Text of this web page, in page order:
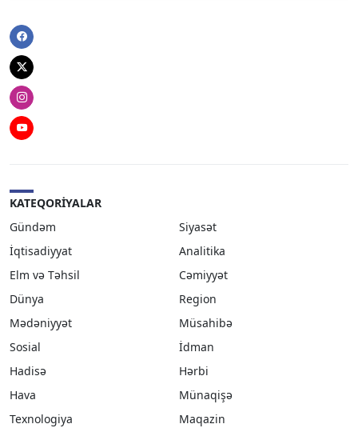
Facebook
Twitter
Instagram
Youtube
KATEQORIYALAR
Gündəm
Siyasət
İqtisadiyyat
Analitika
Elm və Təhsil
Cəmiyyət
Dünya
Region
Mədəniyyət
Müsahibə
Sosial
İdman
Hadisə
Hərbi
Hava
Münaqişə
Texnologiya
Maqazin